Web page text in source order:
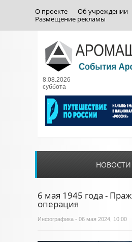
О проекте Об учреждении
Размещение рекламы
8.08.2026
суббота
НОВОСТИ
6 мая 1945 года -
операция
Инфографика - 06 мая 2024, 10:00